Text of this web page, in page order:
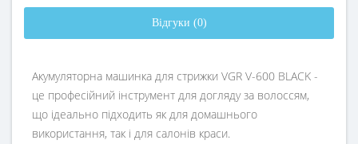
Відгуки (0)
Акумуляторна машинка для стрижки VGR V-600 BLACK -
це професійний інструмент для догляду за волоссям,
що ідеально підходить як для домашнього
використання, так і для салонів краси.